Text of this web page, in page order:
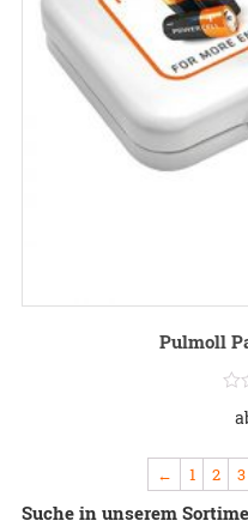
Pulmoll
← 1 2 3
Suche in unserem